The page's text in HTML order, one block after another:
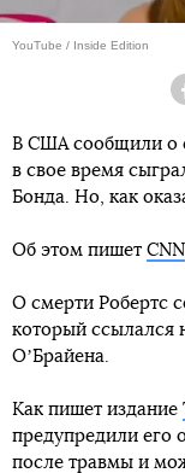
YouTube / Inside Edition
В США сообщили о
в свое время
Бонда. Но, как
Об этом пишет CNN
О смерти Робертс
который ссылался
ОʼБрайена.
Как пишет издание
предупредили его
после травмы и